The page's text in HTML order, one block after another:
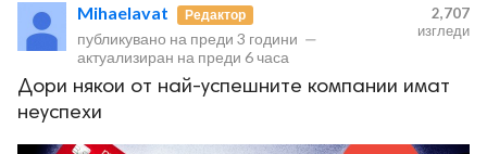
Mihaelavat Редактор
публикувано на преди 3 години —
актуализиран на преди 6 часа
2,707
изгледи
Дори някои от най-успешните компании имат
неуспехи